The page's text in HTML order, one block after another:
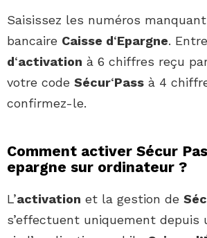
Saisissez les numéros
bancaire Caisse d‘Epargne.
d‘activation à 6 chiffres reçu
votre code Sécur‘Pass à 4
confirmez-le.
Comment activer Sécur
epargne sur ordinateur ?
L’activation et la gestion de
s’effectuent uniquement depuis